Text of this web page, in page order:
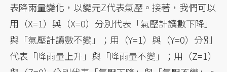
表降雨量變化，以變元Z代表氣壓。接著，我們可以
用（X=1）與（X=0）分別代表「氣壓計讀數下降」
與「氣壓計讀數不變」；用（Y=1）與（Y=0）分別
代表「降雨量上升」與「降雨量不變」；用（Z=1）